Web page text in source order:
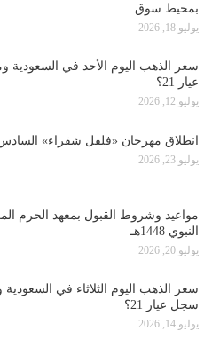
بمحيط سوق…
يوليو 18, 2026
سعر الذهب اليوم الأحد في
عيار 21؟
يوليو 12, 2026
انطلاق مهرجان «فلفل شقراء»
يوليو 23, 2026
مواعيد وشروط القبول بمعهد الحرم
النبوي 1448هـ
يوليو 20, 2026
سعر الذهب اليوم الثلاثاء في
سجل عيار 21؟
يوليو 14, 2026